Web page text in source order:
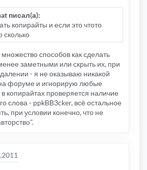
писал(а):
копирайты и если это чтото
сколько
способов как сделать
заметными или скрыть их, при
- я не оказываю никакой
форуме и игнорирую любые
копирайтах проверяется наличие
слова - ppkBB3cker, всё остальное
при условии конечно, что не